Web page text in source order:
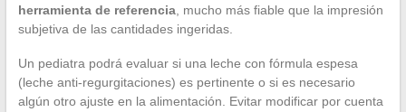
herramienta de referencia, mucho más fiable que la impresión
subjetiva de las cantidades ingeridas.
Un pediatra podrá evaluar si una leche con fórmula espesa
(leche anti-regurgitaciones) es pertinente o si es necesario
algún otro ajuste en la alimentación. Evitar modificar por cuenta